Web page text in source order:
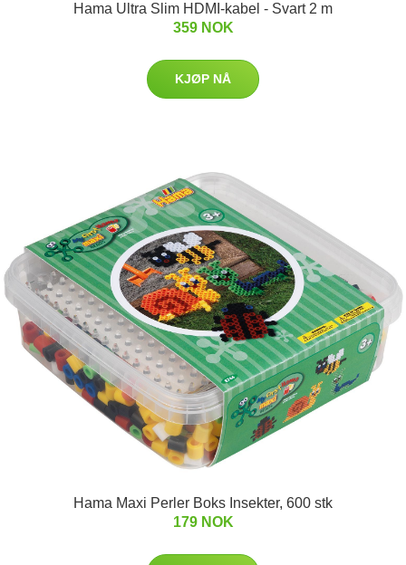
Hama Ultra Slim HDMI-kabel - Svart 2 m
359 NOK
KJØP NÅ
Hama Maxi Perler Boks Insekter, 600 stk
179 NOK